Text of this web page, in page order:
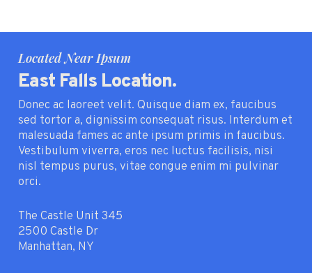
Located Near Ipsum
East Falls Location.
Donec ac laoreet velit. Quisque diam ex, faucibus
sed tortor a, dignissim consequat risus. Interdum et
malesuada fames ac ante ipsum primis in faucibus.
Vestibulum viverra, eros nec luctus facilisis, nisi
nisl tempus purus, vitae congue enim mi pulvinar
orci.
The Castle Unit 345
2500 Castle Dr
Manhattan, NY